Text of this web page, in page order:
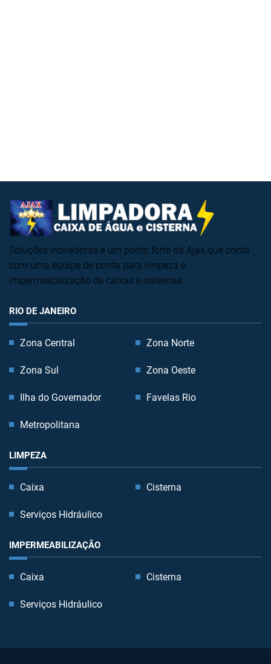
Soluções inovadoras é um ponto forte da Ajax que conta
com uma equipe de ponta para limpeza e
impermeabilização de caixas e cisternas.
RIO DE JANEIRO
Zona Central Zona Norte
Zona Sul Zona Oeste
Ilha do Governador Favelas Rio
Metropolitana
LIMPEZA
Caixa Cisterna
Serviços Hidráulico
IMPERMEABILIZAÇÃO
Caixa Cisterna
Serviços Hidráulico